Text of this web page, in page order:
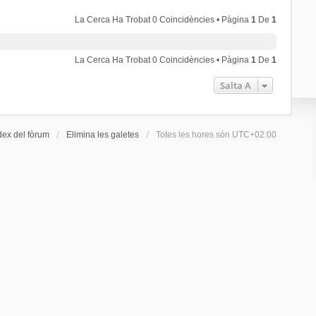
La Cerca Ha Trobat 0 Coincidències • Pàgina1 De1
La Cerca Ha Trobat 0 Coincidències • Pàgina1 De1
Salta A
del fòrum Elimina les galetes Totes les hores són UTC+02:00